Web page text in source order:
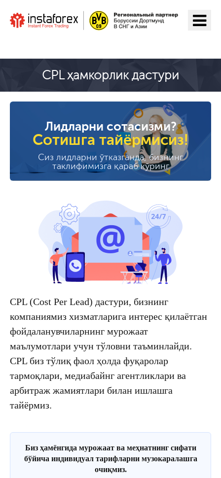
CPL ҳамкорлик дастури
Лидларни сотасизми?
Сотишга тайёрмисиз!
Сиз лидларни ўтказганда, бизнинг
таклифимизга қараб кўринг
CPL (Cost Per Lead) дастури, бизнинг
компаниямиз хизматларига интерес қилаётган
фойдаланувчиларнинг мурожаат
маълумотлари учун тўловни таъминлайди.
CPL биз тўлиқ фаол ҳолда фуқаролар
тармоқлари, медиабайнг агентликлари ва
арбитраж жамиятлари билан ишлашга
тайёрмиз.
Биз ҳамёнгида мурожаат ва меҳнатнинг сифати
бўйича индивидуал тарифларни музокаралашга
очиқмиз.